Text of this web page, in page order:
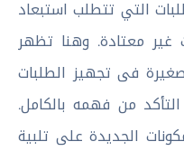
التي تتطلب استبعاد
غير معتادة. وهنا تظهر
فى تجهيز الطلبات
من فهمه بالكامل.
الجديدة على تلبية